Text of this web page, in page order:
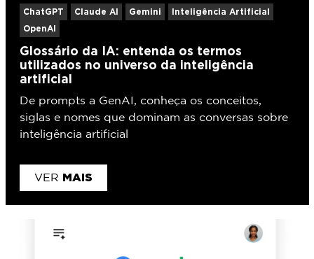
ChatGPT Claude AI Gemini
Inteligência Artificial
OpenAI
Glossário da IA: entenda os termos
utilizados no universo da inteligência
artificial
De prompts a GenAI, conheça os conceitos,
siglas e nomes que dominam as conversas sobre
inteligência artificial
VER MAIS